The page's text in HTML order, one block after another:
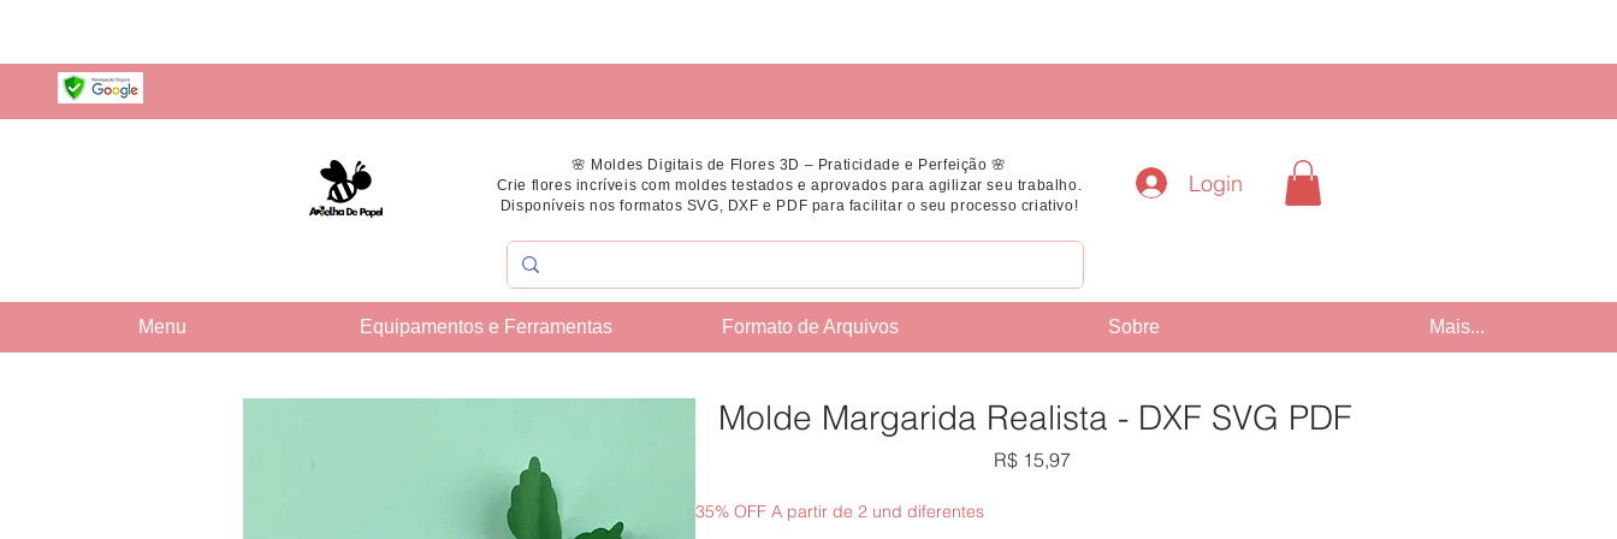
🌸 Moldes Digitais de Flores 3D – Praticidade e Perfeição 🌸
Crie flores incríveis com moldes testados e aprovados para agilizar seu trabalho.
Disponíveis nos formatos SVG, DXF e PDF para facilitar o seu processo criativo!
Login
Menu Equipamentos e Ferramentas Formato de Arquivos Sobre Mais...
Molde Margarida Realista - DXF SVG PDF
R$ 15,97Preço
35% OFF A partir de 2 und diferentes